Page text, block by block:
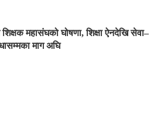
महासंघको घोषणा, शिक्षा ऐनदेखि सेवा–
माग अघि